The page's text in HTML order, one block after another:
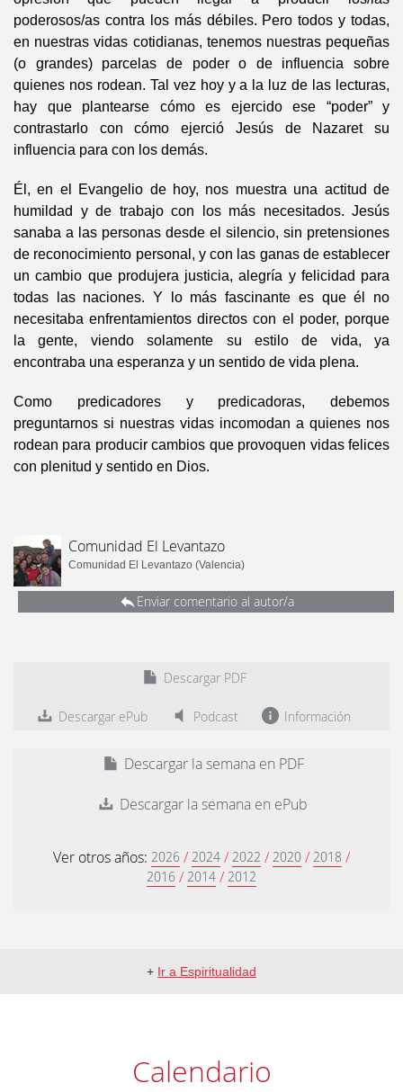
poderosos/as contra los más débiles. Pero todos y todas,
en nuestras vidas cotidianas, tenemos nuestras pequeñas
(o grandes) parcelas de poder o de influencia sobre
quienes nos rodean. Tal vez hoy y a la luz de las lecturas,
hay que plantearse cómo es ejercido ese “poder” y
contrastarlo con cómo ejerció Jesús de Nazaret su
influencia para con los demás.
Él, en el Evangelio de hoy, nos muestra una actitud de
humildad y de trabajo con los más necesitados. Jesús
sanaba a las personas desde el silencio, sin pretensiones
de reconocimiento personal, y con las ganas de establecer
un cambio que produjera justicia, alegría y felicidad para
todas las naciones. Y lo más fascinante es que él no
necesitaba enfrentamientos directos con el poder, porque
la gente, viendo solamente su estilo de vida, ya
encontraba una esperanza y un sentido de vida plena.
Como predicadores y predicadoras, debemos
preguntarnos si nuestras vidas incomodan a quienes nos
rodean para producir cambios que provoquen vidas felices
con plenitud y sentido en Dios.
Comunidad El Levantazo
Comunidad El Levantazo (Valencia)
Enviar comentario al autor/a
Descargar PDF
Descargar ePub Podcast Información
Descargar la semana en PDF
Descargar la semana en ePub
Ver otros años: 2026 / 2024 / 2022 / 2020 / 2018 /
2016 / 2014 / 2012
+ Ir a Espiritualidad
Calendario